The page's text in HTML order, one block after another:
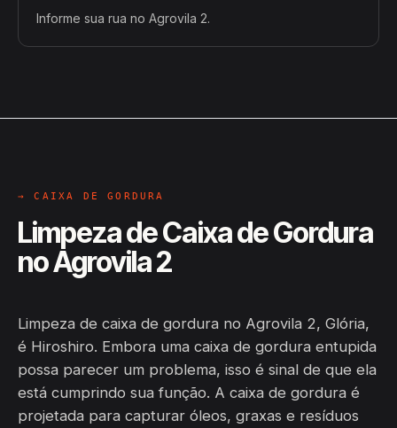
Informe sua rua no Agrovila 2.
→ CAIXA DE GORDURA
Limpeza de Caixa de Gordura
no Agrovila 2
Limpeza de caixa de gordura no Agrovila 2, Glória,
é Hiroshiro. Embora uma caixa de gordura entupida
possa parecer um problema, isso é sinal de que ela
está cumprindo sua função. A caixa de gordura é
projetada para capturar óleos, graxas e resíduos